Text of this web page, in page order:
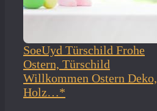
SoeUyd Türschild Frohe
Ostern, Türschild
Willkommen Ostern Deko,
Holz…*